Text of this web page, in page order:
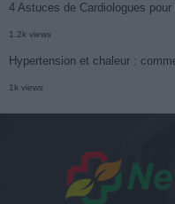
4 Astuces de Cardiologues
1.2k views
Hypertension et chaleur :
1k views